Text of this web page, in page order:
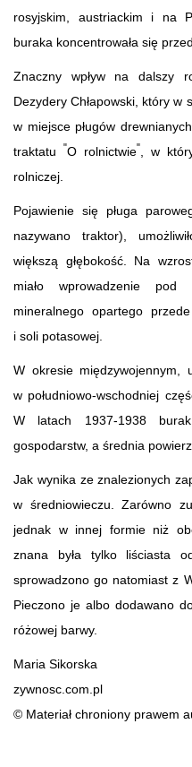
rosyjskim, austriackim i na
buraka koncentrowała się
Znaczny wpływ na dalszy
Dezydery Chłapowski, który w
w miejsce pługów
traktatu
"O rolnictwie"
, w
rolniczej.
Pojawienie się pługa
nazywano traktor),
większą głębokość. Na
miało wprowadzenie
mineralnego opartego
i soli potasowej.
W okresie międzywojennym,
w południowo-wschodniej
W latach 1937-1938
gospodarstw, a średnia
Jak wynika ze znalezionych
w średniowieczu. Zarówno
jednak w innej formie niż
znana była tylko liściasta
sprowadzono go natomiast z
Pieczono je albo dodawano
różowej barwy.
Maria Sikorska
zywnosc.com.pl
© Materiał chroniony prawem